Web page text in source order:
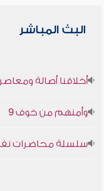
البث المباشر
أخلاقنا أصالة
وأمنهم من خوف 9
سلسلة محاضرات نفحات